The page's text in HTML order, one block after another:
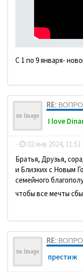
С 1 по 9 января-
RE:
I love
- 02 янв 2024, 11:51
Братья, Друзья,
и Близких с Новым
семейного
чтобы все мечты
RE:
престиж